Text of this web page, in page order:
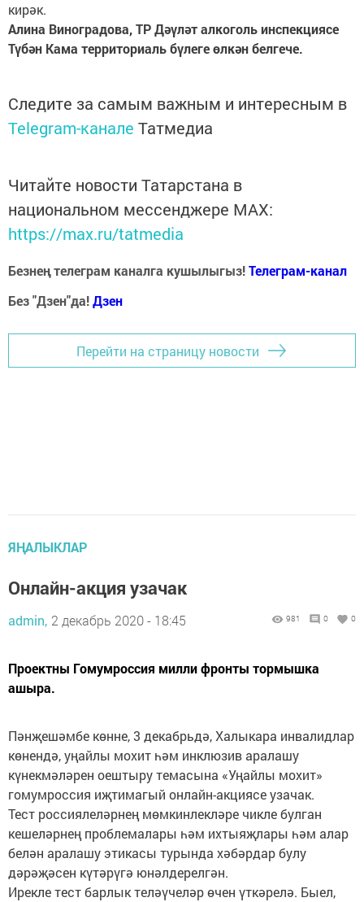
кирәк.
Алина Виноградова, ТР Дәүләт алкоголь инспекциясе
Түбән Кама территориаль бүлеге өлкән белгече.
Следите за самым важным и интересным в
Telegram-канале Татмедиа
Читайте новости Татарстана в
национальном мессенджере MАХ:
https://max.ru/tatmedia
Безнең телеграм каналга кушылыгыз!Телеграм-канал
Без "Дзен"да!Дзен
Перейти на страницу новости
ЯҢАЛЫКЛАР
Онлайн-акция узачак
admin, 2 декабрь 2020 - 18:45 981 0 0
Проектны Гомумроссия милли фронты тормышка
ашыра.
Пәнҗешәмбе көнне, 3 декабрьдә, Халыкара инвалидлар
көнендә, уңайлы мохит һәм инклюзив аралашу
күнекмәләрен оештыру темасына «Уңайлы мохит»
гомумроссия иҗтимагый онлайн-акциясе узачак.
Тест россиялеләрнең мөмкинлекләре чикле булган
кешеләрнең проблемалары һәм ихтыяҗлары һәм алар
белән аралашу этикасы турында хәбәрдар булу
дәрәҗәсен күтәрүгә юнәлдерелгән.
Ирекле тест барлык теләүчеләр өчен үткәрелә. Быел,